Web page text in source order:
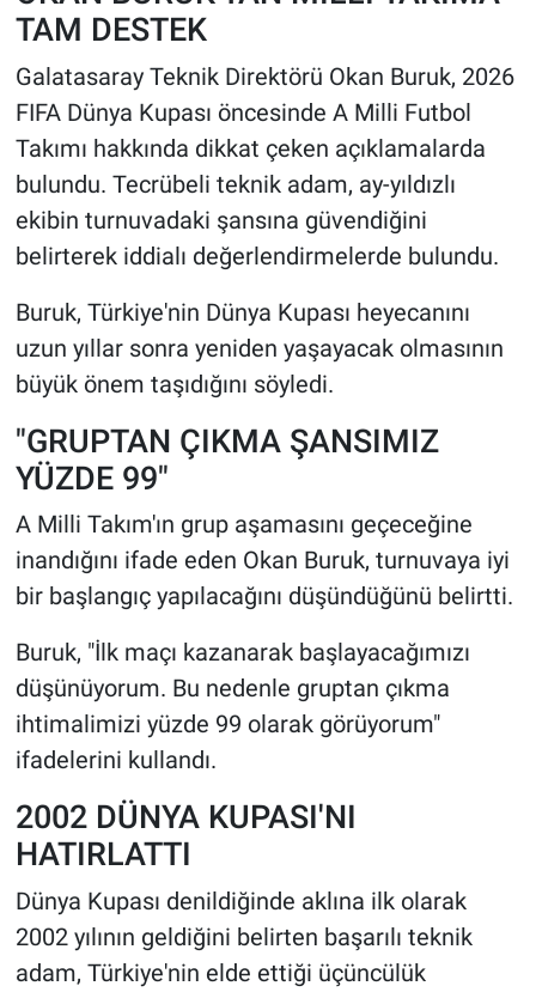
TAM DESTEK
Galatasaray Teknik Direktörü Okan Buruk, 2026
FIFA Dünya Kupası öncesinde A Milli Futbol
Takımı hakkında dikkat çeken açıklamalarda
bulundu. Tecrübeli teknik adam, ay-yıldızlı
ekibin turnuvadaki şansına güvendiğini
belirterek iddialı değerlendirmelerde bulundu.
Buruk, Türkiye'nin Dünya Kupası heyecanını
uzun yıllar sonra yeniden yaşayacak olmasının
büyük önem taşıdığını söyledi.
"GRUPTAN ÇIKMA ŞANSIMIZ
YÜZDE 99"
A Milli Takım'ın grup aşamasını geçeceğine
inandığını ifade eden Okan Buruk, turnuvaya iyi
bir başlangıç yapılacağını düşündüğünü belirtti.
Buruk, "İlk maçı kazanarak başlayacağımızı
düşünüyorum. Bu nedenle gruptan çıkma
ihtimalimizi yüzde 99 olarak görüyorum"
ifadelerini kullandı.
2002 DÜNYA KUPASI'NI
HATIRLATTI
Dünya Kupası denildiğinde aklına ilk olarak
2002 yılının geldiğini belirten başarılı teknik
adam, Türkiye'nin elde ettiği üçüncülük
POLİTİKA
SPOR
Bilim, Teknoloji